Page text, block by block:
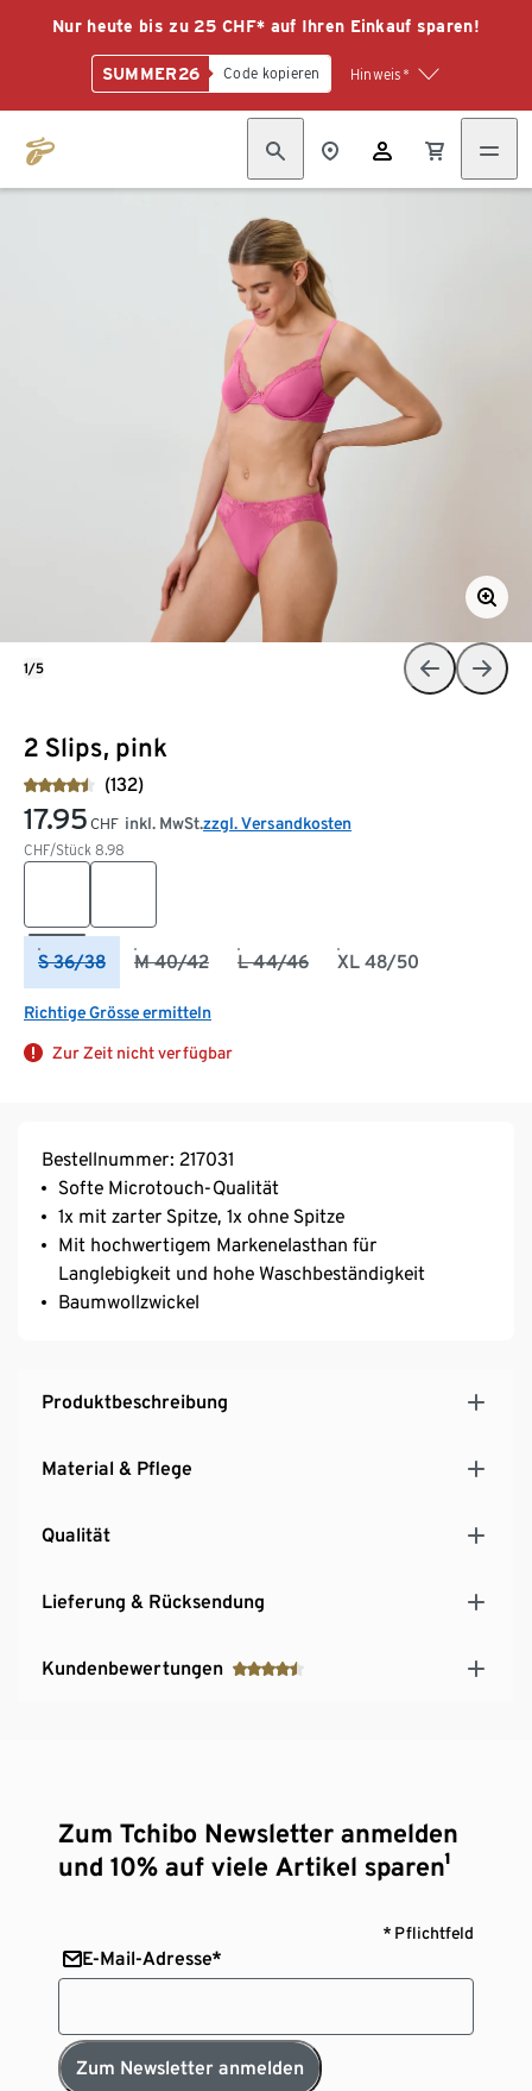
Nur heute bis zu 25 CHF* auf Ihren Einkauf sparen!
SUMMER26 Code kopieren Hinweis*
2 Slips, pink
(132)
17.95 CHF
CHF/Stück 8.98
inkl. MwSt.zzgl. Versandkosten
S 36/38 M 40/42 L 44/46 XL 48/50
Richtige Grösse ermitteln
Zur Zeit nicht verfügbar
1/5
Bestellnummer: 217031
Softe Microtouch-Qualität
1x mit zarter Spitze, 1x ohne Spitze
Mit hochwertigem Markenelasthan für
Langlebigkeit und hohe Waschbeständigkeit
Baumwollzwickel
Produktbeschreibung
Material & Pflege
Qualität
Lieferung & Rücksendung
Kundenbewertungen
Zum Tchibo Newsletter anmelden
und 10% auf viele Artikel sparen¹
* Pflichtfeld
E-Mail-Adresse*
Zum Newsletter anmelden